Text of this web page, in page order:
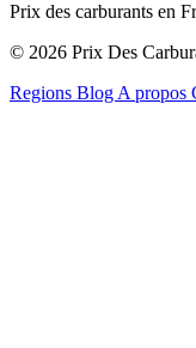
Prix des carburants en
© 2026 Prix Des
Regions Blog A propos